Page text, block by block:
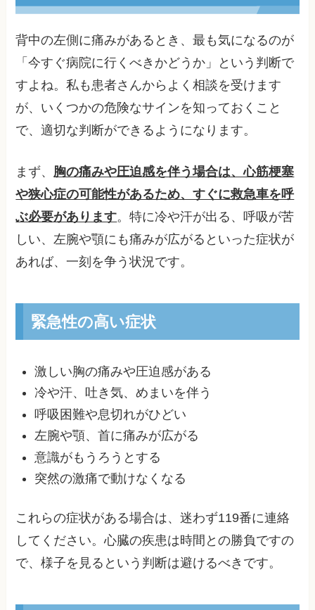
背中の左側に痛みがあるとき、最も気になるのが
「今すぐ病院に行くべきかどうか」という判断で
すよね。私も患者さんからよく相談を受けます
が、いくつかの危険なサインを知っておくこと
で、適切な判断ができるようになります。
まず、 胸の痛みや圧迫感を伴う場合は、心筋梗塞
や狭心症の可能性があるため、すぐに救急車を呼
ぶ必要があります。特に冷や汗が出る、呼吸が苦
しい、左腕や顎にも痛みが広がるといった症状が
あれば、一刻を争う状況です。
緊急性の高い症状
激しい胸の痛みや圧迫感がある
冷や汗、吐き気、めまいを伴う
呼吸困難や息切れがひどい
左腕や顎、首に痛みが広がる
意識がもうろうとする
突然の激痛で動けなくなる
これらの症状がある場合は、迷わず119番に連絡
してください。心臓の疾患は時間との勝負ですの
で、様子を見るという判断は避けるべきです。